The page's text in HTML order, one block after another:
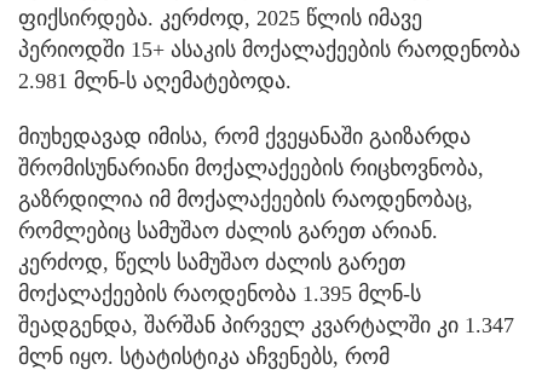
ფიქსირდება. კერძოდ, 2025 წლის იმავე
პერიოდში 15+ ასაკის მოქალაქეების რაოდენობა
2.981 მლნ-ს აღემატებოდა.
მიუხედავად იმისა, რომ ქვეყანაში გაიზარდა
შრომისუნარიანი მოქალაქეების რიცხოვნობა,
გაზრდილია იმ მოქალაქეების რაოდენობაც,
რომლებიც სამუშაო ძალის გარეთ არიან.
კერძოდ, წელს სამუშაო ძალის გარეთ
მოქალაქეების რაოდენობა 1.395 მლნ-ს
შეადგენდა, შარშან პირველ კვარტალში კი 1.347
მლნ იყო. სტატისტიკა აჩვენებს, რომ